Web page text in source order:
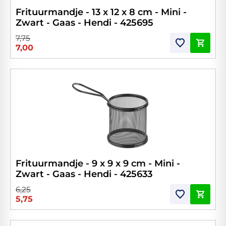
Frituurmandje - 13 x 12 x 8 cm - Mini -
Zwart - Gaas - Hendi - 425695
7,75
7,00
Frituurmandje - 9 x 9 x 9 cm - Mini -
Zwart - Gaas - Hendi - 425633
6,25
5,75